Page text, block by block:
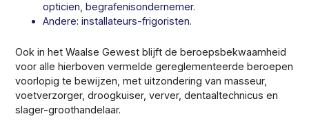
opticien, begrafenisondernemer.
Andere: installateurs-frigoristen.
Ook in het Waalse Gewest blijft de beroepsbekwaamheid
voor alle hierboven vermelde gereglementeerde beroepen
voorlopig te bewijzen, met uitzondering van masseur,
voetverzorger, droogkuiser, verver, dentaaltechnicus en
slager-groothandelaar.